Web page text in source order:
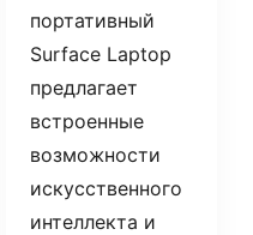
портативный
Surface Laptop
предлагает
встроенные
возможности
искусственного
интеллекта и